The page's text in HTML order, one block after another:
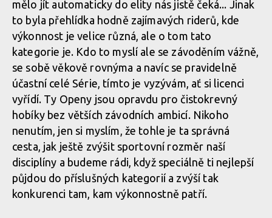
mělo jít automaticky do elity nás jistě čeká... Jinak
to byla přehlídka hodně zajímavých riderů, kde
výkonnost je velice různá, ale o tom tato
kategorie je. Kdo to myslí ale se závoděním vážně,
se sobě věkově rovnýma a navíc se pravidelně
účastní celé Série, tímto je vyzývám, ať si licenci
vyřídí. Ty Openy jsou opravdu pro čistokrevný
hobíky bez větších závodních ambicí. Nikoho
nenutím, jen si myslím, že tohle je ta správná
cesta, jak ještě zvýšit sportovní rozměr naší
disciplíny a budeme rádi, když speciálně ti nejlepší
půjdou do příslušných kategorií a zvýší tak
konkurenci tam, kam výkonnostně patří.